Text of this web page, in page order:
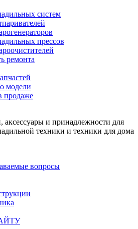
систем
прессов
ремонта
модели
продаже
аксессуары и принадлежности для
техники и техники для дома
вопросы